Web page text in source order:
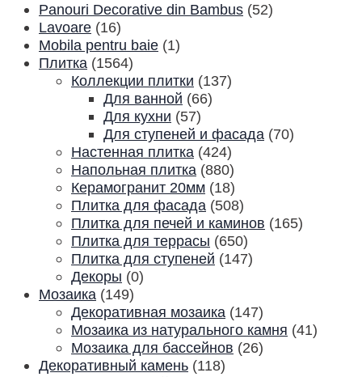
Panouri Decorative din Bambus (52)
Lavoare (16)
Mobila pentru baie (1)
Плитка (1564)
Коллекции плитки (137)
Для ванной (66)
Для кухни (57)
Для ступеней и фасада (70)
Настенная плитка (424)
Напольная плитка (880)
Керамогранит 20мм (18)
Плитка для фасада (508)
Плитка для печей и каминов (165)
Плитка для террасы (650)
Плитка для ступеней (147)
Декоры (0)
Мозаика (149)
Декоративная мозаика (147)
Мозаика из натурального камня (41)
Мозаика для бассейнов (26)
Декоративный камень (118)